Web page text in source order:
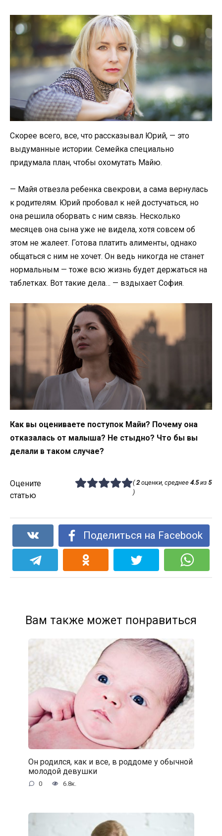
Скорее всего, все, что рассказывал Юрий, — это
выдуманные истории. Семейка специально
придумала план, чтобы охомутать Майю.
— Майя отвезла ребенка свекрови, а сама вернулась
к родителям. Юрий пробовал к ней достучаться, но
она решила оборвать с ним связь. Несколько
месяцев она сына уже не видела, хотя совсем об
этом не жалеет. Готова платить алименты, однако
общаться с ним не хочет. Он ведь никогда не станет
нормальным — тоже всю жизнь будет держаться на
таблетках. Вот такие дела… — вздыхает София.
Как вы оцениваете поступок Майи? Почему она
отказалась от малыша? Не стыдно? Что бы вы
делали в таком случае?
Оцените
статью
(2 оценки, среднее4.5из5
)
Поделиться на Facebook
Вам также может понравиться
Он родился, как и все, в роддоме у обычной
молодой девушки
0 6.8к.